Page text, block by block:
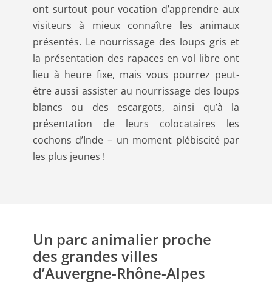
ont surtout pour vocation d’apprendre aux
visiteurs à mieux connaître les animaux
présentés. Le nourrissage des loups gris et
la présentation des rapaces en vol libre ont
lieu à heure fixe, mais vous pourrez peut-
être aussi assister au nourrissage des loups
blancs ou des escargots, ainsi qu’à la
présentation de leurs colocataires les
cochons d’Inde – un moment plébiscité par
les plus jeunes !
Un parc animalier proche
des grandes villes
d’Auvergne-Rhône-Alpes